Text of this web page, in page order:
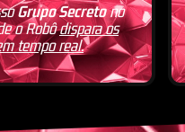
Grupo Secretono
o Robôdispara os
tempo real.